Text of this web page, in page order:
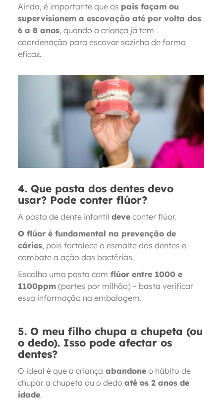
Ainda, é importante que os pais façam ou
supervisionem a escovação até por volta dos
6 a 8 anos, quando a criança já tem
coordenação para escovar sozinha de forma
eficaz.
4. Que pasta dos dentes devo
usar? Pode conter flúor?
A pasta de dente infantil deve conter flúor.
O flúor é fundamental na prevenção de
cáries, pois fortalece o esmalte dos dentes e
combate a ação das bactérias.
Escolha uma pasta com flúor entre 1000 e
1100ppm (partes por milhão) – basta verificar
essa informação na embalagem.
5. O meu filho chupa a chupeta (ou
o dedo). Isso pode afectar os
dentes?
O ideal é que a criança abandone o hábito de
chupar a chupeta ou o dedo até os 2 anos de
idade.